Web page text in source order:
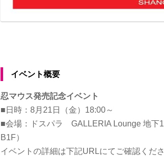
イベント概要
忍マウス発売記念イベント
■日時：8月21日（金）18:00～
■会場：ドスパラ GALLERIA Lounge 地下
B1F）
イベントの詳細は下記URLにてご確認くださ